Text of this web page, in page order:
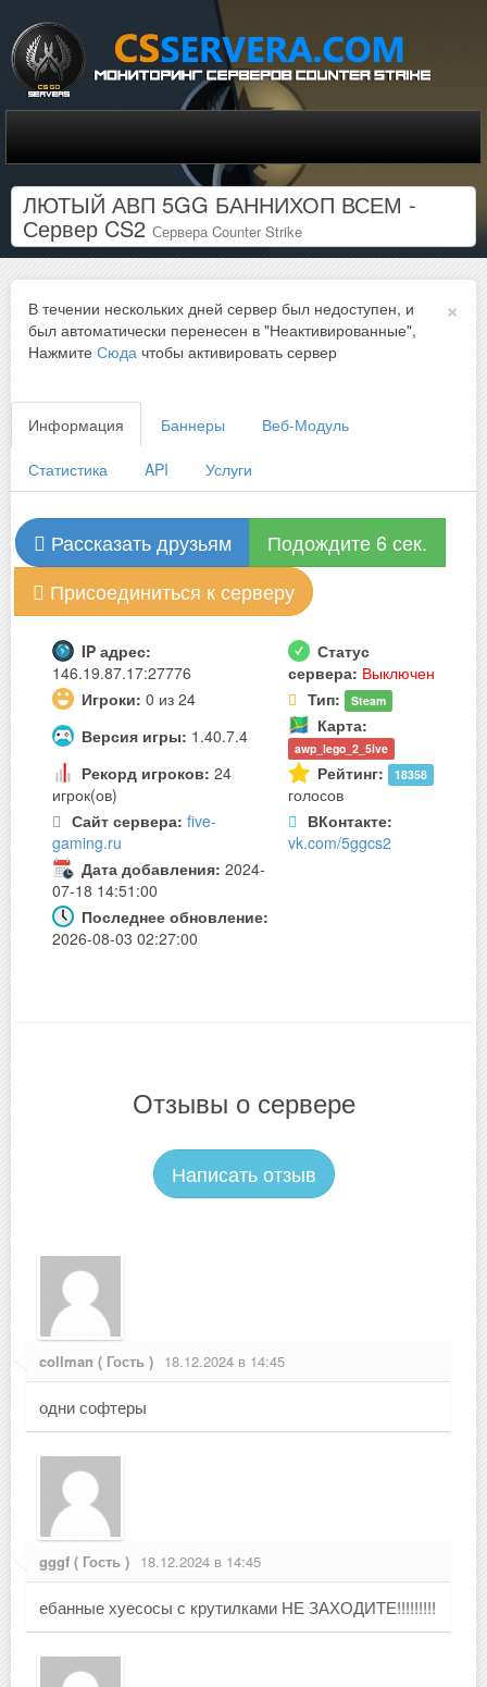
ЛЮТЫЙ АВП 5GG БАННИХОП ВСЕМ -
Сервер CS2 Сервера Counter Strike
×
В течении нескольких дней сервер был недоступен, и
был автоматически перенесен в "Неактивированные",
Нажмите Сюда чтобы активировать сервер
Информация Баннеры Веб-Модуль
Статистика API Услуги
Рассказать друзьям
Подождите 6 сек.
Присоединиться к серверу
IP адрес:
146.19.87.17:27776
Статус
сервера: Выключен
Игроки: 0 из 24 Тип: Steam
Версия игры: 1.40.7.4 Карта:
awp_lego_2_5ive
Рекорд игроков: 24
игрок(ов)
Рейтинг: 18358
голосов
Сайт сервера: five-
gaming.ru
ВКонтакте:
vk.com/5ggcs2
Дата добавления: 2024-
07-18 14:51:00
Последнее обновление:
2026-08-03 02:27:00
Отзывы о сервере
Написать отзыв
collman ( Гость ) 18.12.2024 в 14:45
одни софтеры
gggf ( Гость ) 18.12.2024 в 14:45
ебанные хуесосы с крутилками НЕ ЗАХОДИТЕ!!!!!!!!!